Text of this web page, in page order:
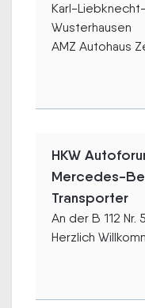
Karl-
Wusterhausen
AMZ Autohaus
HKW
Mercedes-
Transporter
An der B 112
Herzlich